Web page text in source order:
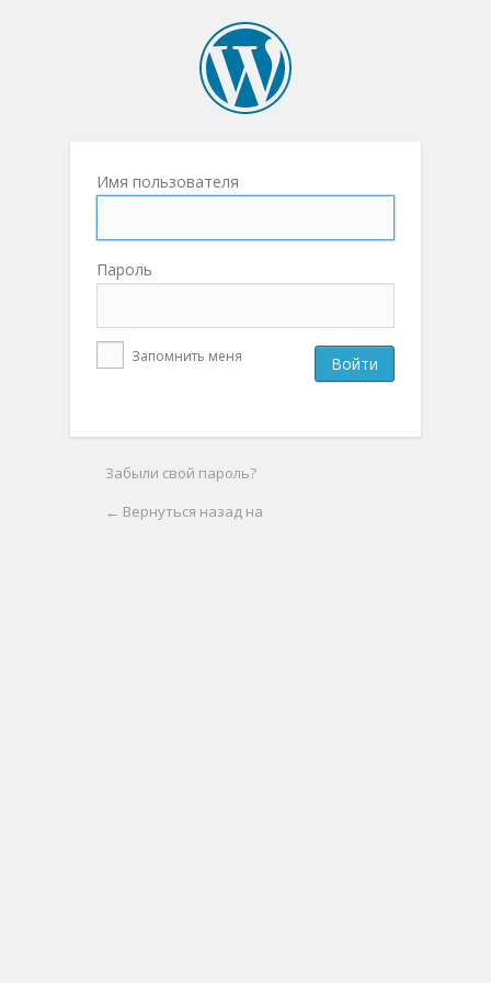
Имя пользователя
Пароль
Запомнить меня
Забыли свой пароль?
← Вернуться назад на